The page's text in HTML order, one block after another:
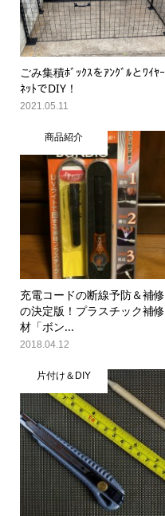
ごみ集積ﾎﾞｯｸｽをｱﾝｸﾞﾙとﾜｲﾔｰ
ﾈｯﾄでDIY！
2021.05.11
商品紹介
充電コードの断線予防＆補修
の決定版！プラスチック補修
材「ボン...
2018.04.12
片付け＆DIY